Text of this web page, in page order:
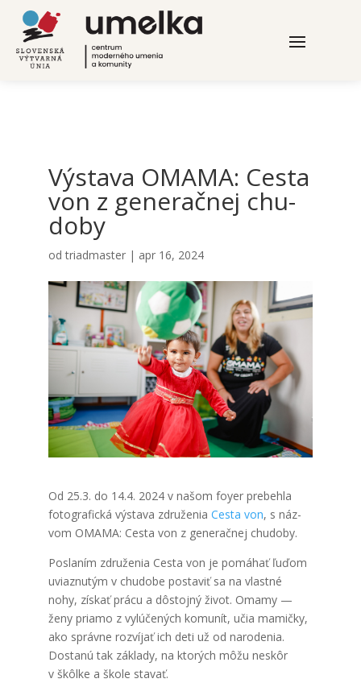
Výsta­va OMAMA: Ces­ta
von z gene­rač­nej chu­
do­by
odtriadmaster| apr 16, 2024
Od 25.3. do 14.4. 2024 v našom foy­er pre­beh­la
foto­gra­fic­ká výsta­va zdru­že­nia Ces­ta von, s náz­
vom OMAMA: Ces­ta von z gene­rač­nej chu­do­by.
Posla­ním zdru­že­nia Ces­ta von je pomá­hať ľuďom
uviaz­nu­tým v chu­do­be posta­viť sa na vlast­né
nohy, zís­kať prá­cu a dôs­toj­ný život. Oma­my —
ženy pria­mo z vylú­če­ných komu­nít, učia mamič­ky,
ako správ­ne roz­ví­jať ich deti už od naro­de­nia.
Dosta­nú tak zákla­dy, na kto­rých môžu neskôr
v škôl­ke a ško­le sta­vať.